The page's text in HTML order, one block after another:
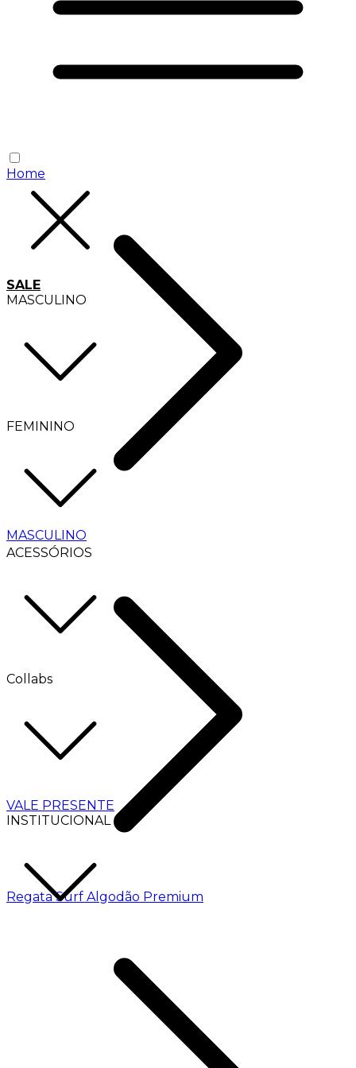
SALE
MASCULINO
FEMININO
ACESSÓRIOS
Collabs
VALE PRESENTE
INSTITUCIONAL
Home
MASCULINO
Regata Surf Algodão Premium